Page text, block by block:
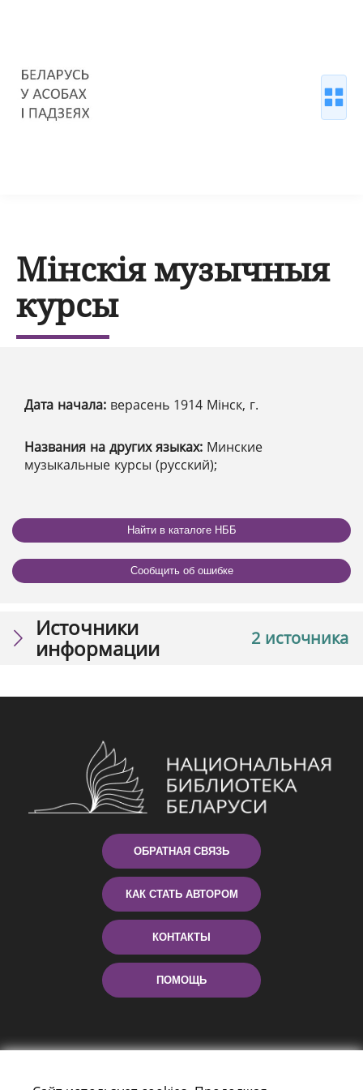
Мінскія музычныя
курсы
Дата начала: верасень 1914 Мінск, г.
Названия на других языках: Минские
музыкальные курсы (русский);
Найти в каталоге НББ
Сообщить об ошибке
2 источника
Источники
информации
ОБРАТНАЯ СВЯЗЬ
КАК СТАТЬ АВТОРОМ
КОНТАКТЫ
ПОМОЩЬ